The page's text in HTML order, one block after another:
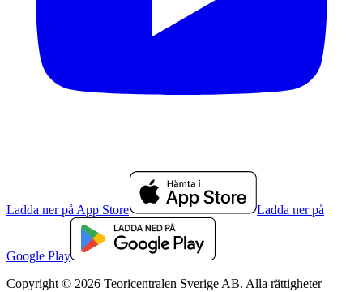
Ladda ner på App Store Ladda ner på
Google Play
Copyright © 2026 Teoricentralen Sverige AB. Alla rättigheter